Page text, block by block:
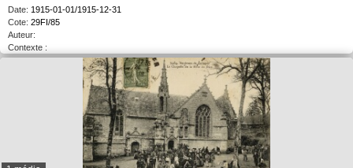
Date: 1915-01-01/1915-12-31
Cote: 29FI/85
Auteur:
Contexte :